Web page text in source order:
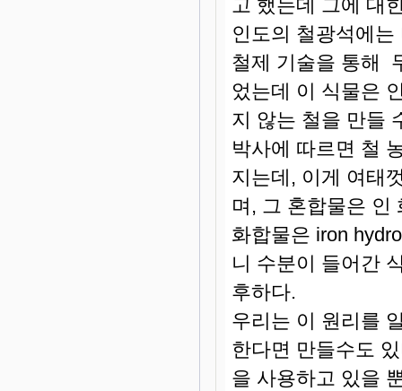
고 했는데 그에 대
인도의 철광석에
철제 기술을 통해
었는데 이 식물은
지 않는 철을 만들
박사에 따르면 철
지는데, 이게 여태
며, 그 혼합물은 인
화합물은 iron
니 수분이 들어간
후하다.
우리는 이 원리를
한다면 만들수도
을 사용하고 있을